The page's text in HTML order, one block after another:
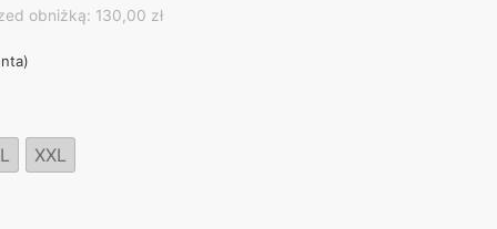
obniżką: 130,00 zł
XXL